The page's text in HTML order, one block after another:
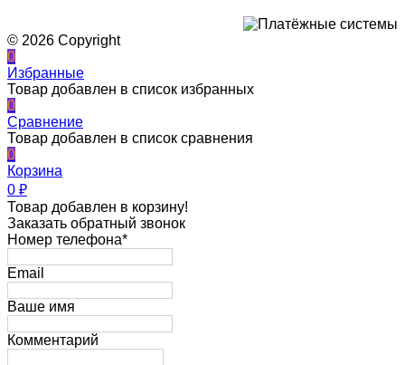
© 2026 Copyright
0
Избранные
Товар добавлен в список избранных
0
Сравнение
Товар добавлен в список сравнения
0
Корзина
0 ₽
Товар добавлен в корзину!
Заказать обратный звонок
Номер телефона*
Email
Ваше имя
Комментарий